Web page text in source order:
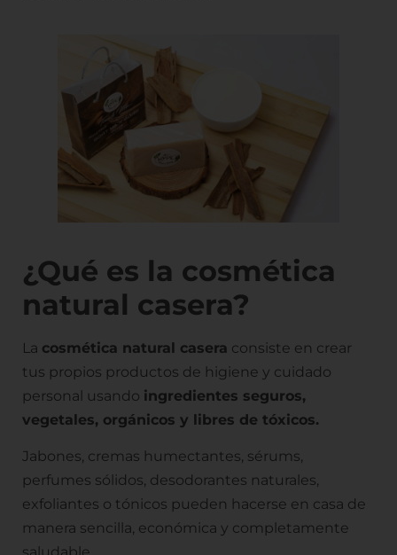
¿Qué es la cosmética
natural casera?
La cosmética natural casera consiste en crear
tus propios productos de higiene y cuidado
personal usando ingredientes seguros,
vegetales, orgánicos y libres de tóxicos.
Jabones, cremas humectantes, sérums,
perfumes sólidos, desodorantes naturales,
exfoliantes o tónicos pueden hacerse en casa de
manera sencilla, económica y completamente